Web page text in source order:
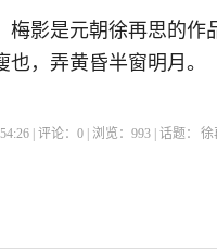
梅影是元朝徐再思的作
也，弄黄昏半窗明
| 评论：0 | 浏览：993 | 话题： 徐